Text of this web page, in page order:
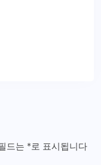
드는 *로 표시됩니다